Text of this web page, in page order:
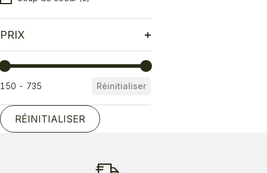
PRIX
Prix
150 - 735 Réinitialiser
RÉINITIALISER